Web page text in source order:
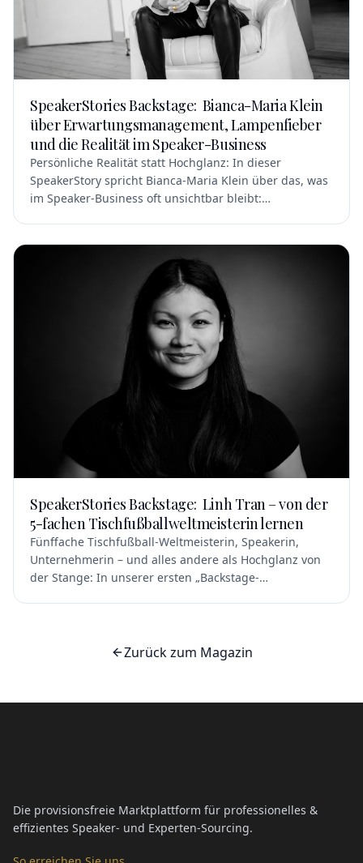
SpeakerStories Backstage: Bianca-Maria Klein
über Erwartungsmanagement, Lampenfieber
und die Realität im Speaker-Business
Persönliche Realität statt Hochglanz: In dieser
SpeakerStory spricht Bianca-Maria Klein über das, was
im Speaker-Business oft unsichtbar bleibt:
Erwartungsmanagement, Führung und
Kommunikation zeigt sie, warum gute Vorträge nicht
aus Glamour entstehen, sondern aus Haltung,
Handwerk und echtem Interesse an Menschen.
SpeakerStories Backstage: Linh Tran – von der
5-fachen Tischfußballweltmeisterin lernen
Fünffache Tischfußball-Weltmeisterin, Speakerin,
Unternehmerin – und alles andere als Hochglanz von
der Stange: In unserer ersten „Backstage-
Zurück zum Magazin
Die provisionsfreie Marktplattform für professionelles &
effizientes Speaker- und Experten-Sourcing.